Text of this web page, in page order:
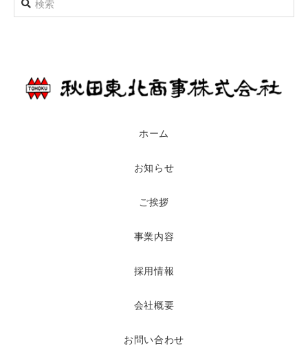
ホーム
お知らせ
ご挨拶
事業内容
採用情報
会社概要
お問い合わせ